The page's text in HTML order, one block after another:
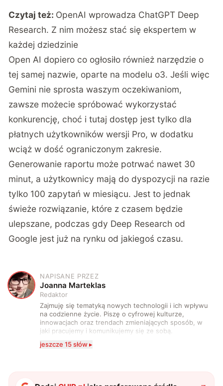
Czytaj też: OpenAI wprowadza ChatGPT Deep
Research. Z nim możesz stać się ekspertem w
każdej dziedzinie
Open AI dopiero co ogłosiło również narzędzie o
tej samej nazwie, oparte na modelu o3. Jeśli więc
Gemini nie sprosta waszym oczekiwaniom,
zawsze możecie spróbować wykorzystać
konkurencję, choć i tutaj dostęp jest tylko dla
płatnych użytkowników wersji Pro, w dodatku
wciąż w dość ograniczonym zakresie.
Generowanie raportu może potrwać nawet 30
minut, a użytkownicy mają do dyspozycji na razie
tylko 100 zapytań w miesiącu. Jest to jednak
świeże rozwiązanie, które z czasem będzie
ulepszane, podczas gdy Deep Research od
Google jest już na rynku od jakiegoś czasu.
J
NAPISANE PRZEZ
Joanna Marteklas
Redaktor
Zajmuję się tematyką nowych technologii i ich wpływu
na codzienne życie. Piszę o cyfrowej kulturze,
innowacjach oraz trendach zmieniających sposób, w
jaki pracujemy i komunikujemy się ze sobą.
technologii a współczesną popkulturą. W wolnych
jeszcze 15 słów ▸